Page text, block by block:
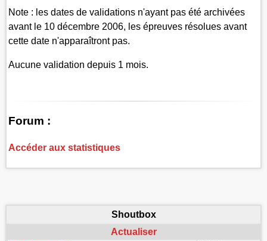
Note : les dates de validations n'ayant pas été archivées
avant le 10 décembre 2006, les épreuves résolues avant
cette date n'apparaîtront pas.
Aucune validation depuis 1 mois.
Forum :
Accéder aux statistiques
Shoutbox
Actualiser